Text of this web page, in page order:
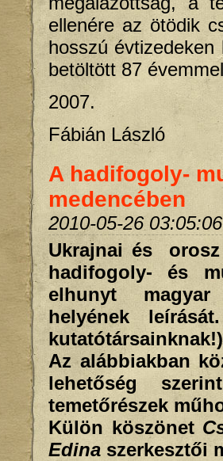
ellenére az ötödik
hosszú
betöltött 87
2007.
Fábián László
A hadifogoly-
medencében
2010-05-26 03:05:06
Ukrajnai és orosz
hadifogoly- és
elhunyt magyar
helyének
kutatótársainknak!)
Az alábbiakban
lehetőség
temetőrészek
Külön köszönet
Edina szerkesztői